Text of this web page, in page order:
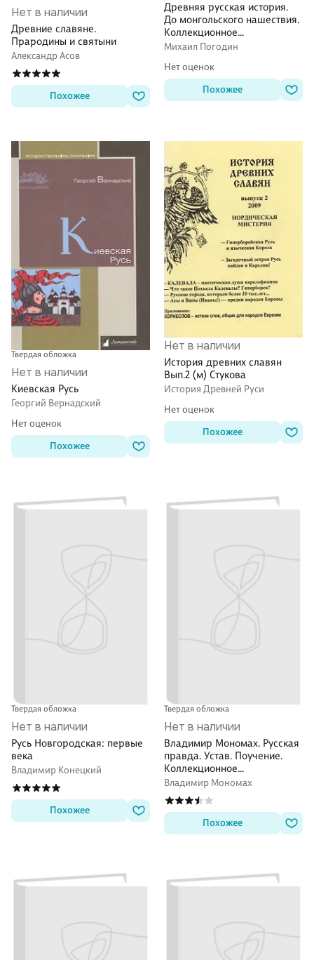
Нет в наличии
Древние славяне.
Прародины и святыни
Александр Асов
Похожее
Древняя русская история.
До монгольского нашествия.
Коллекционное
иллюстрированное издание
переплете ручной работы с
красочным тиснением и
золочеными обрезами
Михаил Погодин
Нет оценок
Похожее
Твердая обложка
Нет в наличии
Киевская Русь
Георгий Вернадский
Нет оценок
Похожее
Нет в наличии
История древних славян
Вып.2 (м) Стукова
История Древней Руси
Нет оценок
Похожее
Твердая обложка
Нет в наличии
Русь Новгородская: первые
века
Владимир Конецкий
Похожее
Твердая обложка
Нет в наличии
Владимир Мономах. Русская
правда. Устав. Поучение.
Коллекционное
иллюстрированное издание
премиум-класса в кожаном
переплете ручной работы в
стиле 19 века с бинтами,
красочным тиснением и
Владимир Мономах
Похожее